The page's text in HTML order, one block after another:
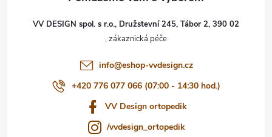
VV DESIGN spol. s r.o., Družstevní 245, Tábor 2, 390 02
info@eshop-vvdesign.cz
+420 776 077 066 (07:00 - 14:30 hod.)
VV Design ortopedik
/vvdesign_ortopedik